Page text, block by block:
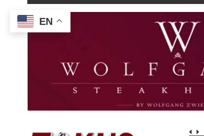
EN